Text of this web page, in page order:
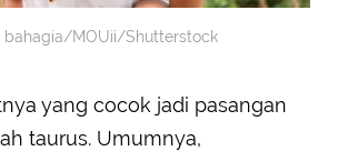
bahagia/MOUii/Shutterstock
yang cocok jadi pasangan
taurus. Umumnya,